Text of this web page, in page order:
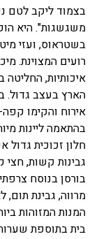
משגשגות". היא
בשטראוס, ועזי
רועים המצוינת.
איכותיות,
הארץ בעצב גדול.
אירוח והקימו
בהתאמה ליינות
חלון זכוכית גדול
גבינות קשות, חצי
בורסן בנוסח
מרווה, גבינת
המנות המזוהות
בית בתוספת שערות